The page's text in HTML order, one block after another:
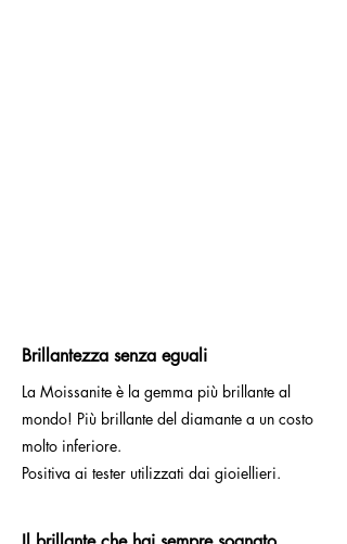
Brillantezza senza eguali
La Moissanite è la gemma più brillante al
mondo! Più brillante del diamante a un costo
molto inferiore.
Positiva ai tester utilizzati dai gioiellieri.